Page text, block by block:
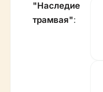
"Наследие
трамвая":